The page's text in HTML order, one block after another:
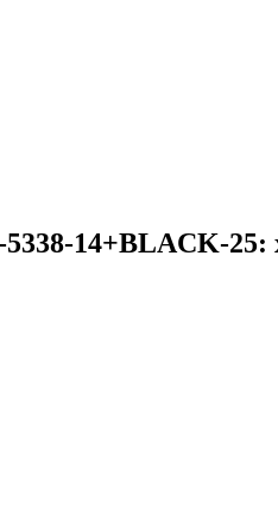
14+BLACK-25: